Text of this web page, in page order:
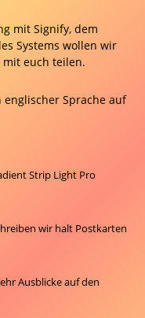
mit Signify, dem
Systems wollen wir
euch teilen.
Sprache auf
Strip Light Pro
wir halt Postkarten
Ausblicke auf den